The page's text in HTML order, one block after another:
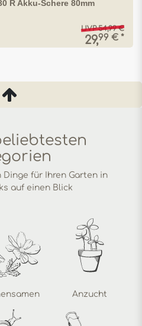
R Akku-Schere 80mm
UVP 54,99 €
29,99 € *
für Ihren Garten in
auf einen Blick
Anzucht